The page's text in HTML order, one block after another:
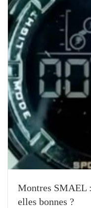
Montres SMAEL
elles bonnes ?